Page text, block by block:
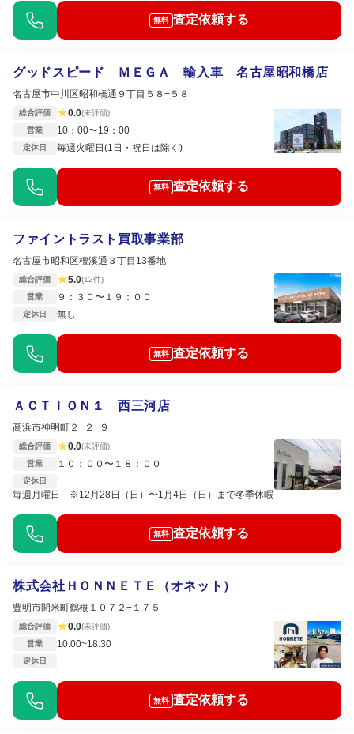
無料 査定依頼する
グッドスピード ＭＥＧＡ 輸入車 名古屋昭和橋店
名古屋市中川区昭和橋通９丁目５８−５８
総合評価 ★0.0(未評価)
営業
10：00〜19：00
定休日 毎週火曜日(1日・祝日は除く)
無料 査定依頼する
ファイントラスト買取事業部
名古屋市昭和区檀溪通３丁目13番地
総合評価 ★5.0(12件)
営業
９：３０〜１９：００
定休日 無し
無料 査定依頼する
ＡＣＴＩＯＮ１ 西三河店
高浜市神明町２−２−９
総合評価 ★0.0(未評価)
営業
１０：００〜１８：００
定休日
毎週月曜日 ※12月28日（日）〜1月4日（日）まで冬季休暇
無料 査定依頼する
株式会社ＨＯＮＮＥＴＥ（オネット）
豊明市間米町鶴根１０７２−１７５
総合評価 ★0.0(未評価)
営業
10:00~18:30
定休日
無料 査定依頼する